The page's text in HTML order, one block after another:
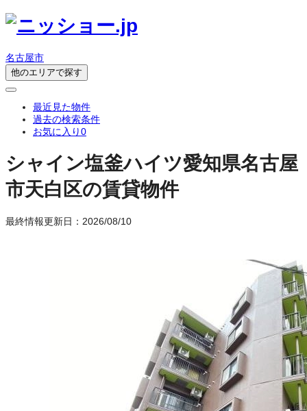
名古屋市
他のエリアで探す
最近見た物件
過去の検索条件
お気に入り0
シャイン塩釜ハイツ愛知県名古屋
市天白区の賃貸物件
最終情報更新日：2026/08/10